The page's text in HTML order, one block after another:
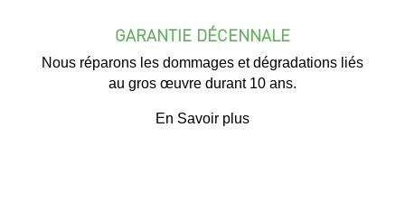
GARANTIE DÉCENNALE
Nous réparons les dommages et dégradations liés
au gros œuvre durant 10 ans.
En Savoir plus